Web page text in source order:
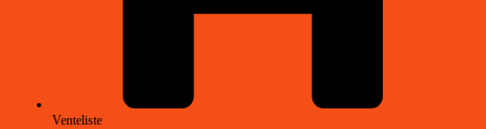
Venteliste